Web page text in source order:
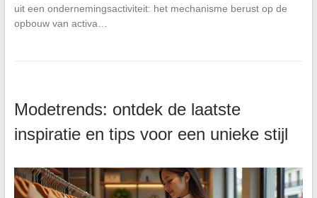
uit een ondernemingsactiviteit: het mechanisme berust op de
opbouw van activa…
Modetrends: ontdek de laatste
inspiratie en tips voor een unieke stijl